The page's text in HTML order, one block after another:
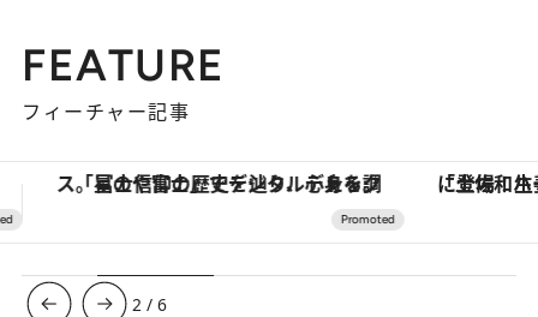
FEATURE
フィーチャー記事
「土佐和ハーブかき氷」がOMO7高知に登場！生姜、山椒、大葉など目にも舌にも涼を呼ぶ郷土の味 【銀座で出合う最旬美容】美髪ケアや
3 /6